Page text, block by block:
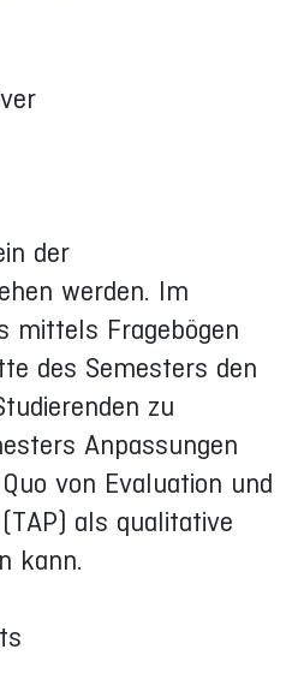
der
werden. Im
mittels Fragebögen
des Semesters den
zu
Anpassungen
von Evaluation und
als qualitative
kann.